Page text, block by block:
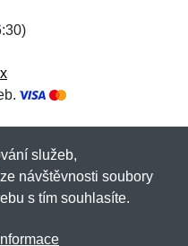
vámi)Netnakup.cz
služeb,
návštěvnosti soubory
s tím souhlasíte.